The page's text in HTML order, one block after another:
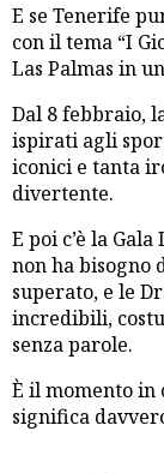
E se Tenerife
con il tema “I
Las Palmas in
Dal 8 febbraio,
ispirati agli
iconici e tanta
divertente.
E poi c’è la
non ha bisogno
superato, e le
incredibili,
senza parole.
È il momento in
significa